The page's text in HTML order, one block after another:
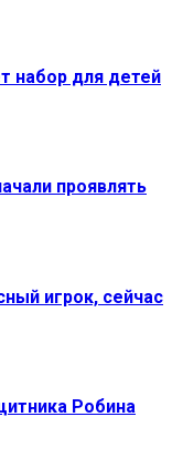
набор для детей
проявлять
игрок, сейчас
Робина